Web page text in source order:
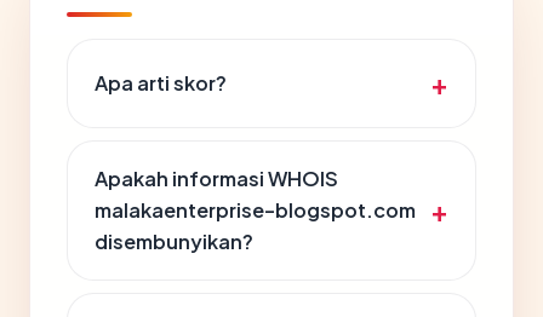
Apa arti skor?
Apakah informasi WHOIS
malakaenterprise-blogspot.com
disembunyikan?